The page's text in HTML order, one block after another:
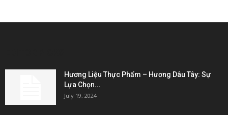
Hương Liệu Thực Phẩm – Hương Dâu Tây: Sự
Lựa Chọn...
July 19, 2024